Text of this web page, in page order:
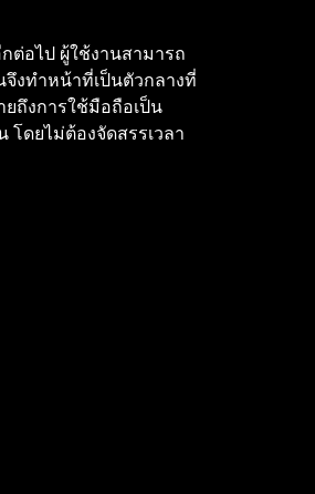
ต่อไป ผู้ใช้งานสามารถ
งทำหน้าที่เป็นตัวกลางที่
ยถึงการใช้มือถือเป็น
ดยไม่ต้องจัดสรรเวลา